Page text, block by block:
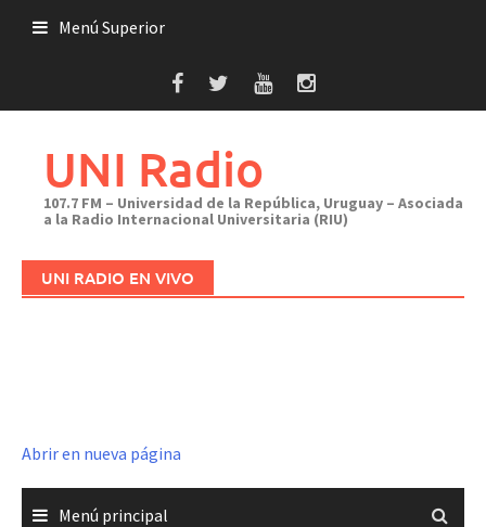
Menú Superior
UNI Radio
107.7 FM – Universidad de la República, Uruguay – Asociada
a la Radio Internacional Universitaria (RIU)
UNI RADIO EN VIVO
Abrir en nueva página
Menú principal